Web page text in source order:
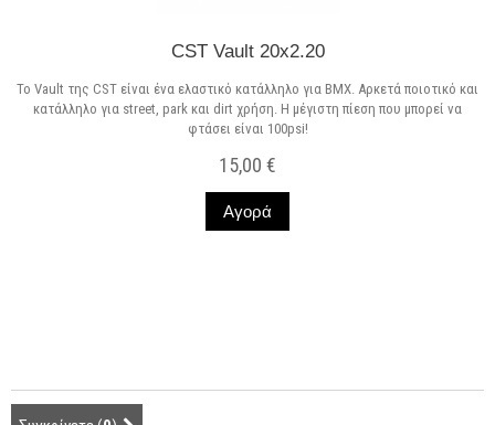
CST Vault 20x2.20
Το Vault της CST είναι ένα ελαστικό κατάλληλο για BMX. Αρκετά ποιοτικό και
κατάλληλο για street, park και dirt χρήση. Η μέγιστη πίεση που μπορεί να
φτάσει είναι 100psi!
15,00 €
Αγορά